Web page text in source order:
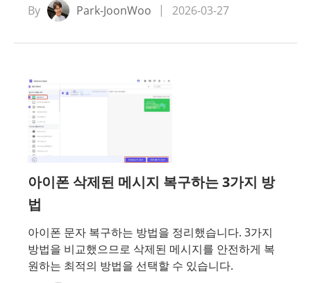
By
Park-JoonWoo 2026-03-27
아이폰 삭제된 메시지 복구하는 3가지 방
법
아이폰 문자 복구하는 방법을 정리했습니다. 3가지
방법을 비교했으므로 삭제된 메시지를 안전하게 복
원하는 최적의 방법을 선택할 수 있습니다.